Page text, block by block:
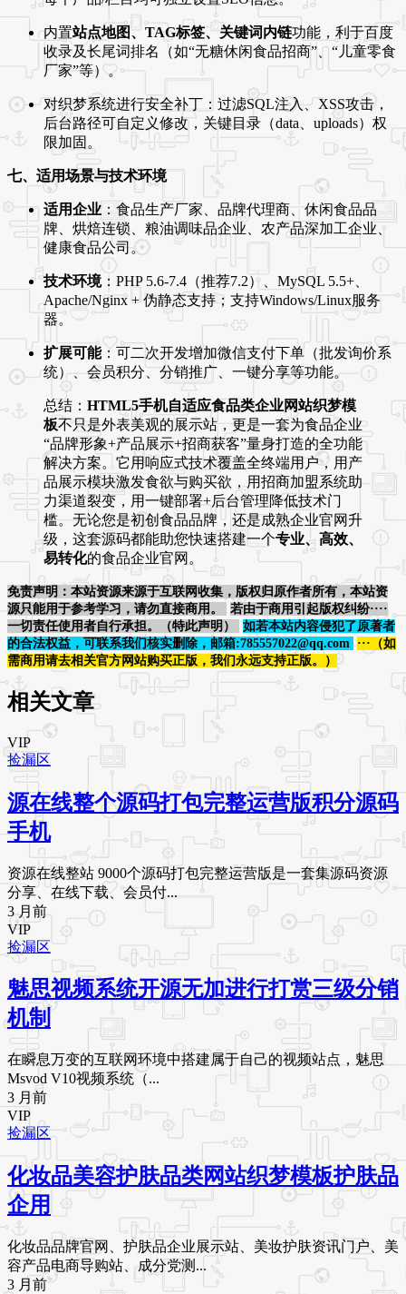
内置站点地图、TAG标签、关键词内链功能，利于百度
收录及长尾词排名（如“无糖休闲食品招商”、“儿童零食
厂家”等）。
对织梦系统进行安全补丁：过滤SQL注入、XSS攻击，
后台路径可自定义修改，关键目录（data、uploads）权
限加固。
七、适用场景与技术环境
适用企业 ：食品生产厂家、品牌代理商、休闲食品品
牌、烘焙连锁、粮油调味品企业、农产品深加工企业、
健康食品公司。
技术环境：PHP 5.6-7.4（推荐7.2）、MySQL 5.5+、
Apache/Nginx + 伪静态支持；支持Windows/Linux服务
器。
扩展可能：可二次开发增加微信支付下单（批发询价系
统）、会员积分、分销推广、一键分享等功能。
总结： HTML5手机自适应食品类企业网站织梦模
板不只是外表美观的展示站，更是一套为食品企业
“品牌形象+产品展示+招商获客”量身打造的全功能
解决方案。它用响应式技术覆盖全终端用户，用产
品展示模块激发食欲与购买欲，用招商加盟系统助
力渠道裂变，用一键部署+后台管理降低技术门
槛。无论您是初创食品品牌，还是成熟企业官网升
级，这套源码都能助您快速搭建一个专业、高效、
易转化的食品企业官网。
免责声明：本站资源来源于互联网收集，版权归原作者所有，本站资
源只能用于参考学习，请勿直接商用。
若由于商用引起版权纠纷····
一切责任使用者自行承担。（特此声明）
如若本站内容侵犯了原著者
的合法权益，可联系我们核实删除，邮箱:785557022@qq.com
···（如
需商用请去相关官方网站购买正版，我们永远支持正版。）
相关文章
VIP
捡漏区
源在线整个源码打包完整运营版积分源码
手机
资源在线整站 9000个源码打包完整运营版是一套集源码资源
分享、在线下载、会员付...
3 月前
VIP
捡漏区
魅思视频系统开源无加进行打赏三级分销
机制
在瞬息万变的互联网环境中搭建属于自己的视频站点，魅思
Msvod V10视频系统（...
3 月前
VIP
捡漏区
化妆品美容护肤品类网站织梦模板护肤品
企用
化妆品品牌官网、护肤品企业展示站、美妆护肤资讯门户、美
容产品电商导购站、成分党测...
3 月前